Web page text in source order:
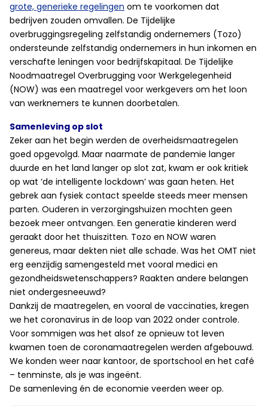
grote, generieke regelingen om te voorkomen dat
bedrijven zouden omvallen. De Tijdelijke
overbruggingsregeling zelfstandig ondernemers (Tozo)
ondersteunde zelfstandig ondernemers in hun inkomen en
verschafte leningen voor bedrijfskapitaal. De Tijdelijke
Noodmaatregel Overbrugging voor Werkgelegenheid
(NOW) was een maatregel voor werkgevers om het loon
van werknemers te kunnen doorbetalen.
Samenleving op slot
Zeker aan het begin werden de overheidsmaatregelen
goed opgevolgd. Maar naarmate de pandemie langer
duurde en het land langer op slot zat, kwam er ook kritiek
op wat ‘de intelligente lockdown’ was gaan heten. Het
gebrek aan fysiek contact speelde steeds meer mensen
parten. Ouderen in verzorgingshuizen mochten geen
bezoek meer ontvangen. Een generatie kinderen werd
geraakt door het thuiszitten. Tozo en NOW waren
genereus, maar dekten niet alle schade. Was het OMT niet
erg eenzijdig samengesteld met vooral medici en
gezondheidswetenschappers? Raakten andere belangen
niet ondergesneeuwd?
Dankzij de maatregelen, en vooral de vaccinaties, kregen
we het coronavirus in de loop van 2022 onder controle.
Voor sommigen was het alsof ze opnieuw tot leven
kwamen toen de coronamaatregelen werden afgebouwd.
We konden weer naar kantoor, de sportschool en het café
– tenminste, als je was ingeënt.
De samenleving én de economie veerden weer op.